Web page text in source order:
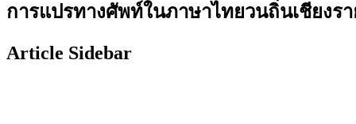
การแปรทางศัพท์ในภาษาไทยวนถิ่นเชียงร
Article Sidebar